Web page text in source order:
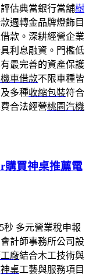
估典當銀行當舖樹
週轉金品牌燈飾目
款。深耕經營企業
利息融資。門檻低
最完善的資產保護
車借款不限車種皆
多種收縮包裝符合
合法經營桃園汽機
購買神桌推薦電
秒 多元營業稅申報
計師事務所公司設
廠結合木工技術與
神桌工藝與服務項目